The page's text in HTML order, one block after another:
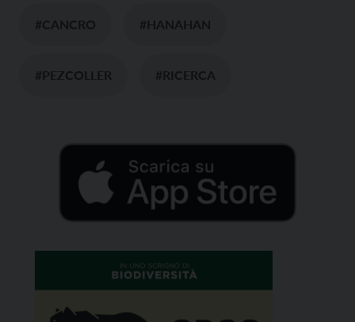
#CANCRO #HANAHAN
#PEZCOLLER #RICERCA